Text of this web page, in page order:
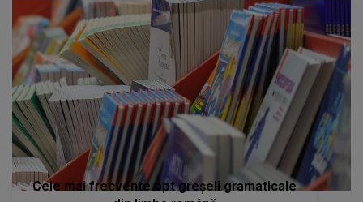
Cele mai frecvente opt greșeli gramaticale